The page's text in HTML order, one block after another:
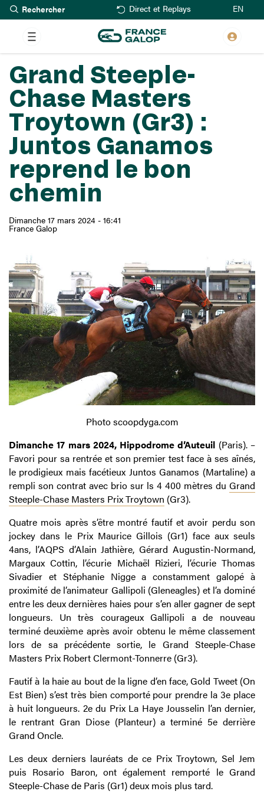
Aller
au
contenu
principal
Rechercher Direct et Replays EN
Grand Steeple-
Chase Masters
Troytown (Gr3) :
Juntos Ganamos
reprend le bon
chemin
Dimanche 17 mars 2024 - 16:41
France Galop
Photo scoopdyga.com
Dimanche 17 mars 2024, Hippodrome d’Auteuil (Paris). –
Favori pour sa rentrée et son premier test face à ses aînés,
le prodigieux mais facétieux Juntos Ganamos (Martaline) a
rempli son contrat avec brio sur ls 4 400 mètres du Grand
Steeple-Chase Masters Prix Troytown (Gr3).
Quatre mois après s’être montré fautif et avoir perdu son
jockey dans le Prix Maurice Gillois (Gr1) face aux seuls
4ans, l’AQPS d’Alain Jathière, Gérard Augustin-Normand,
Margaux Cottin, l’écurie Michaël Rizieri, l’écurie Thomas
Sivadier et Stéphanie Nigge a constamment galopé à
proximité de l’animateur Gallipoli (Gleneagles) et l’a dominé
entre les deux dernières haies pour s’en aller gagner de sept
longueurs. Un très courageux Gallipoli a de nouveau
terminé deuxième après avoir obtenu le même classement
lors de sa précédente sortie, le Grand Steeple-Chase
Masters Prix Robert Clermont-Tonnerre (Gr3).
Fautif à la haie au bout de la ligne d’en face, Gold Tweet (On
Est Bien) s’est très bien comporté pour prendre la 3e place
à huit longueurs. 2e du Prix La Haye Jousselin l’an dernier,
le rentrant Gran Diose (Planteur) a terminé 5e derrière
Grand Oncle.
Les deux derniers lauréats de ce Prix Troytown, Sel Jem
puis Rosario Baron, ont également remporté le Grand
Steeple-Chase de Paris (Gr1) deux mois plus tard.